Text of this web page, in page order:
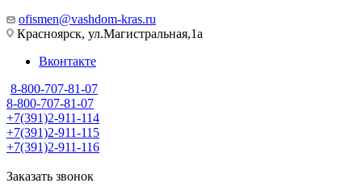
ofismen@vashdom-kras.ru
Красноярск, ул.Магистральная,1а
Вконтакте
8-800-707-81-07
8-800-707-81-07
+7(391)2-911-114
+7(391)2-911-115
+7(391)2-911-116
Заказать звонок